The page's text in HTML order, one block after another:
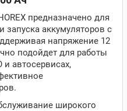
предназначено для
запуска аккумуляторов с
напряжение 12
подойдет для работы
автосервисах,
широкого